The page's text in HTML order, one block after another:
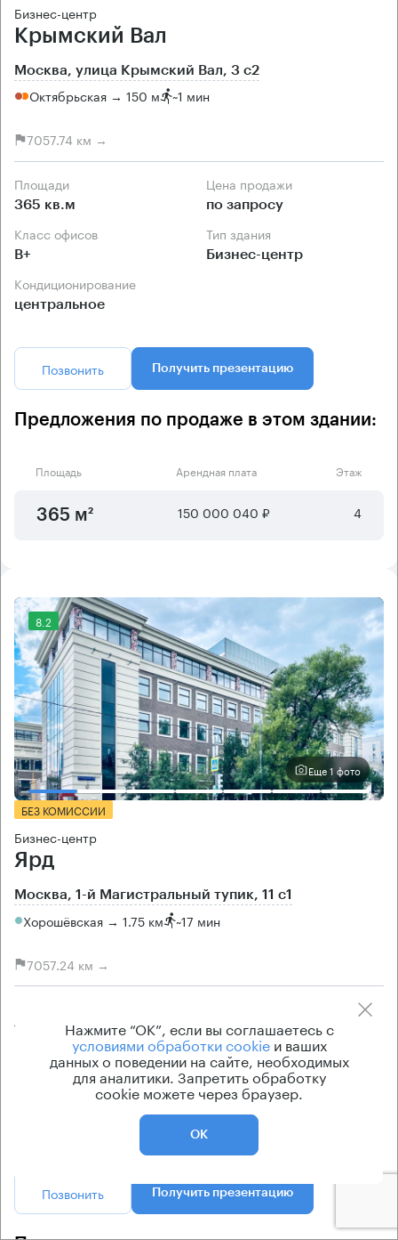
Бизнес-центр
Крымский Вал
Москва, улица Крымский Вал, 3 с2
Октябрьская → 150 м ~1 мин
7057.74 км →
Площади
365 кв.м
Цена продажи
по запросу
Класс офисов
B+
Тип здания
Бизнес-центр
Кондиционирование
центральное
Позвонить Получить презентацию
Предложения по продаже в этом здании:
Площадь Арендная плата Этаж
365 м² 150 000 040 ₽ 4
8.2
Еще 1 фото
БЕЗ КОМИССИИ
Бизнес-центр
Ярд
Москва, 1-й Магистральный тупик, 11 с1
Хорошёвская → 1.75 км ~17 мин
7057.24 км →
190 кв.м по запросу
Класс офисов Тип здания
Бизнес-центр
Позвонить Получить презентацию
Нажмите “ОК”, если вы соглашаетесь с
условиями обработки cookieи ваших
данных о поведении на сайте, необходимых
для аналитики. Запретить обработку
cookie можете через браузер.
ОК